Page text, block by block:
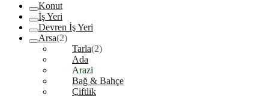
Konut
İş Yeri
Devren İş Yeri
Arsa(2)
Tarla(2)
Ada
Arazi
Bağ & Bahçe
Çiftlik